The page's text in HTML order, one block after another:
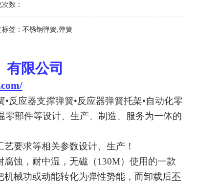
数：
标签：不锈钢弹簧,弹簧
有限公司
•反应器支撑弹簧•反应器弹簧托架•自动化零
零部件等设计、生产、制造、服务为一体的
要求等相关参数设计、生产！
蚀，耐中温，无磁（130M）使用的一款
械功或动能转化为弹性势能，而卸载后不